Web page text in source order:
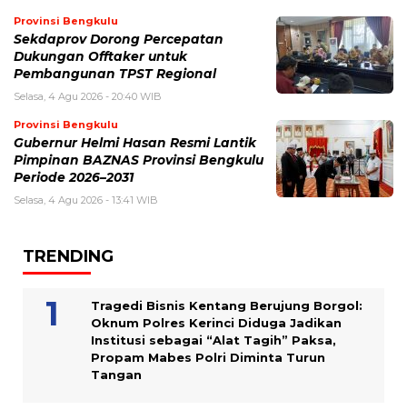
Provinsi Bengkulu
Sekdaprov Dorong Percepatan
Dukungan Offtaker untuk
Pembangunan TPST Regional
Selasa, 4 Agu 2026 - 20:40 WIB
Provinsi Bengkulu
Gubernur Helmi Hasan Resmi Lantik
Pimpinan BAZNAS Provinsi Bengkulu
Periode 2026–2031
Selasa, 4 Agu 2026 - 13:41 WIB
TRENDING
Tragedi Bisnis Kentang Berujung Borgol:
Oknum Polres Kerinci Diduga Jadikan
Institusi sebagai “Alat Tagih” Paksa,
Propam Mabes Polri Diminta Turun
Tangan